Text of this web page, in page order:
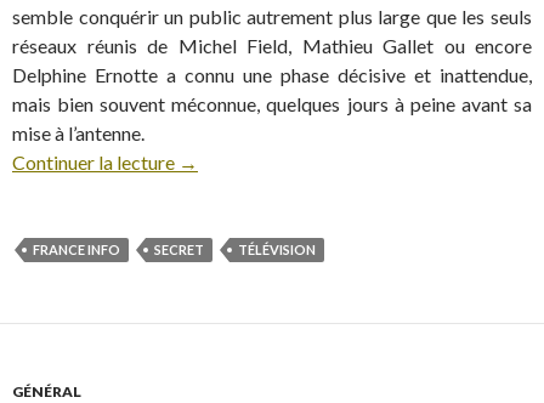
semble conquérir un public autrement plus large que les seuls
réseaux réunis de Michel Field, Mathieu Gallet ou encore
Delphine Ernotte a connu une phase décisive et inattendue,
mais bien souvent méconnue, quelques jours à peine avant sa
mise à l’antenne.
Continuer la lecture →
FRANCE INFO SECRET TÉLÉVISION
GÉNÉRAL